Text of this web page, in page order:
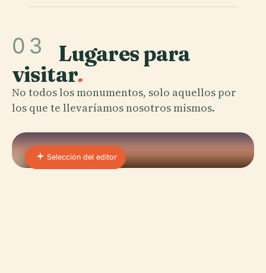
03 Lugares para
visitar.
No todos los monumentos, solo aquellos por
los que te llevaríamos nosotros mismos.
Selección del editor